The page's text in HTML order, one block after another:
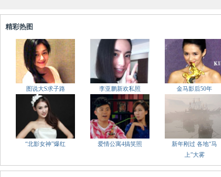
精彩热图
图说大S求子路 李亚鹏新欢私照 金马影后50年
“北影女神”爆红 爱情公寓4搞笑照
新年刚过 各地“马
上”大雾